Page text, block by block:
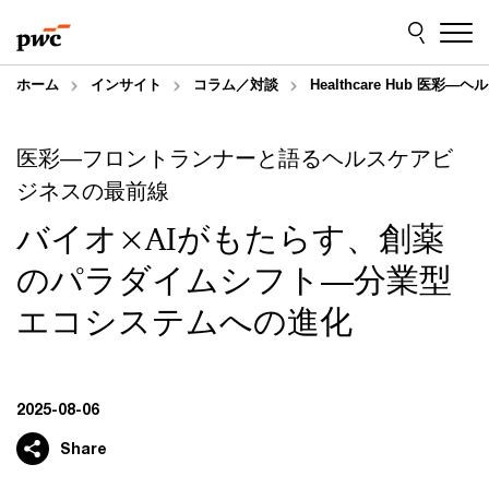
to
content
to
footer
ホーム インサイト コラム／対談 Healthcare Hub 医彩―ヘ
医彩―フロントランナーと語るヘルスケアビ
ジネスの最前線
バイオ×AIがもたらす、創薬
のパラダイムシフト—分業型
エコシステムへの進化
2025-08-06
Share